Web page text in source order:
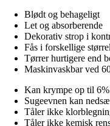
Blødt og behageligt
Let og absorberende
Dekorativ strop i
Fås i forskellige
Tørrer hurtigere end
Maskinvaskbar ved
Kan krympe op til 6%
Sugeevnen kan
Tåler ikke
Tåler ikke kemisk